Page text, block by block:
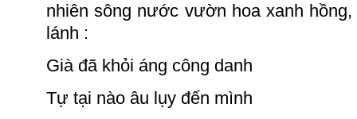
nhiên sông nước vườn hoa xanh
lánh :
Già đã khỏi áng công danh
Tự tại nào âu lụy đến mình